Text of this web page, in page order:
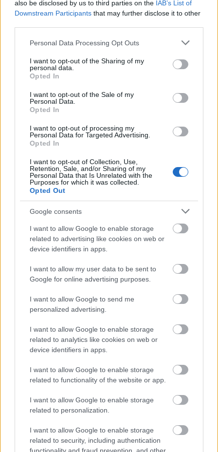
also be disclosed by us to third parties on the IAB’s List of
Downstream Participants that may further disclose it to other
Please note that this website/app uses one or more Google
not limited to your visit or usage behaviour. You may click to
grant or deny consent to Google and its third-party tags to
use your data for below specified purposes in below Google
consent section.
Personal Data Processing Opt Outs
I want to opt-out of the Sharing of my
personal data.
Opted In
I want to opt-out of the Sale of my
Personal Data.
Opted In
I want to opt-out of processing my
Personal Data for Targeted Advertising.
Opted In
I want to opt-out of Collection, Use,
Retention, Sale, and/or Sharing of my
Personal Data that Is Unrelated with the
Purposes for which it was collected.
Opted Out
Google consents
I want to allow Google to enable storage
related to advertising like cookies on web or
device identifiers in apps.
I want to allow my user data to be sent to
Google for online advertising purposes.
I want to allow Google to send me
personalized advertising.
I want to allow Google to enable storage
related to analytics like cookies on web or
device identifiers in apps.
I want to allow Google to enable storage
related to functionality of the website or app.
I want to allow Google to enable storage
related to personalization.
I want to allow Google to enable storage
related to security, including authentication
Jupiter, a főisten
Az égbolt mítoszai 6. - A Jupiter
Arthur Arthurus•2018. március 04.
Sorozatunk mai vendége a Jupiter, ez a hatalmas
gázbolygó, ami több millió kilométer távolságra
törvényeket testesítette meg, és ez épp annyira
köszönhető méreteinek, mint a különös mozgásának.
A harcias vörös bolygó
Az égbolt mítoszai 5. - A Mars
Közvetlen szomszédunk, a Mars igen erős hatással
hogy van rajta élet. Ebben a részben a vörös bolygó
meséit bontjuk ki részletesebben, tartsatok velünk!